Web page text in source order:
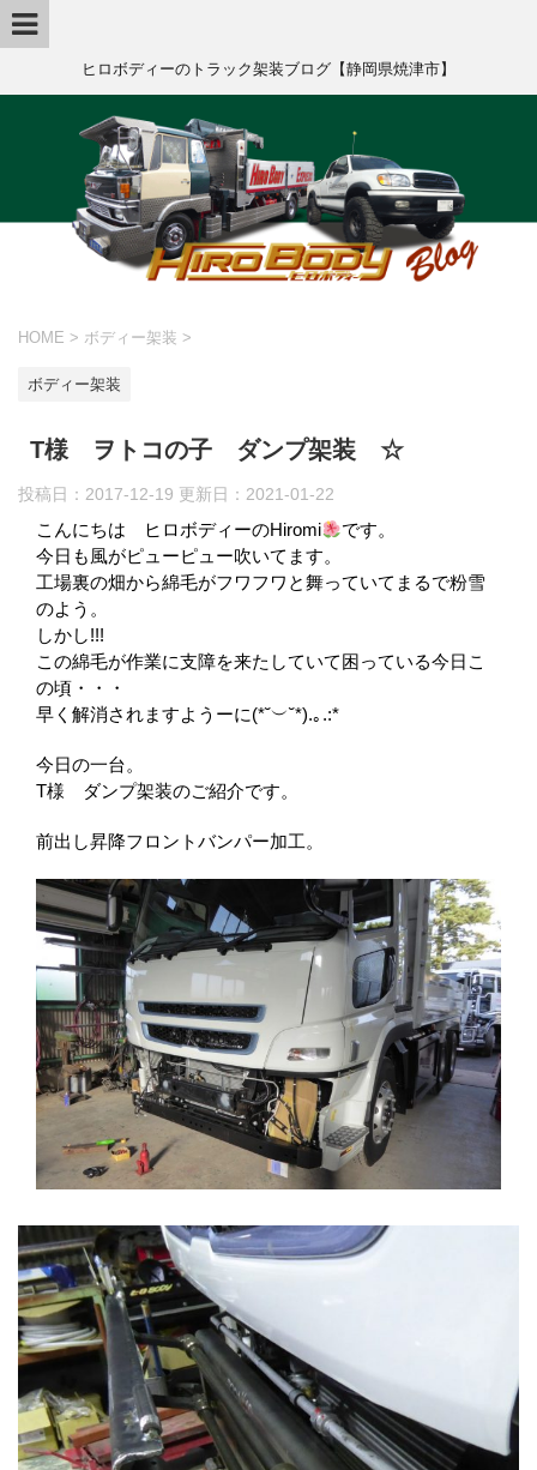
ヒロボディーのトラック架装ブログ【静岡県焼津市】
HOME > ボディー架装 >
ボディー架装
T様 ヲトコの子 ダンプ架装 ☆
投稿日：2017-12-19 更新日： 2021-01-22
こんにちは ヒロボディーのHiromi
です。
今日も風がピューピュー吹いてます。
工場裏の畑から綿毛がフワフワと舞っていてまるで粉雪
のよう。
しかし!!!
この綿毛が作業に支障を来たしていて困っている今日こ
の頃・・・
早く解消されますようーに(*˘︶˘*).｡.:*
今日の一台。
T様 ダンプ架装のご紹介です。
前出し昇降フロントバンパー加工。